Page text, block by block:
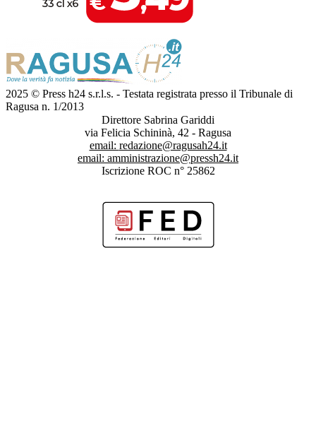
2025 © Press h24 s.r.l.s. - Testata registrata presso il Tribunale di
Ragusa n. 1/2013
Direttore Sabrina Gariddi
via Felicia Schininà, 42 - Ragusa
email: redazione@ragusah24.it
email: amministrazione@pressh24.it
Iscrizione ROC n° 25862